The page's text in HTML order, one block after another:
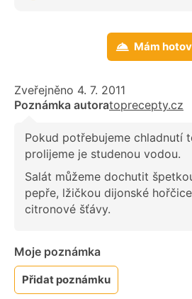
Mám
Zveřejněno 4. 7. 2011
Poznámka autoratoprecepty.cz
Pokud potřebujeme chladnutí
prolijeme je studenou vodou.
Salát můžeme dochutit
pepře, lžičkou dijonské
citronové šťávy.
Moje poznámka
Přidat poznámku